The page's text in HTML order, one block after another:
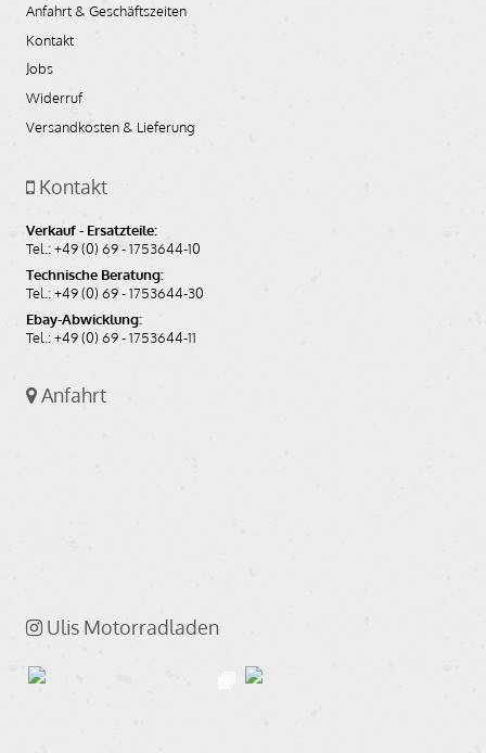
Anfahrt & Geschäftszeiten
Kontakt
Jobs
Widerruf
Versandkosten & Lieferung
Kontakt
Verkauf - Ersatzteile:
Tel.: +49 (0) 69 - 1753644-10
Technische Beratung:
Tel.: +49 (0) 69 - 1753644-30
Ebay-Abwicklung:
Tel.: +49 (0) 69 - 1753644-11
Anfahrt
Ulis Motorradladen